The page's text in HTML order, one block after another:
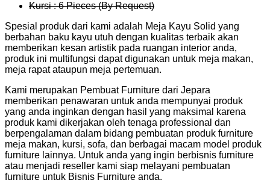
Kursi : 6 Pieces (By Request)
Spesial produk dari kami adalah Meja Kayu Solid yang
berbahan baku kayu utuh dengan kualitas terbaik akan
memberikan kesan artistik pada ruangan interior anda,
produk ini multifungsi dapat digunakan untuk meja makan,
meja rapat ataupun meja pertemuan.
Kami merupakan Pembuat Furniture dari Jepara
memberikan penawaran untuk anda mempunyai produk
yang anda inginkan dengan hasil yang maksimal karena
produk kami dikerjakan oleh tenaga professional dan
berpengalaman dalam bidang pembuatan produk furniture
meja makan, kursi, sofa, dan berbagai macam model produk
furniture lainnya. Untuk anda yang ingin berbisnis furniture
atau menjadi reseller kami siap melayani pembuatan
furniture untuk Bisnis Furniture anda.